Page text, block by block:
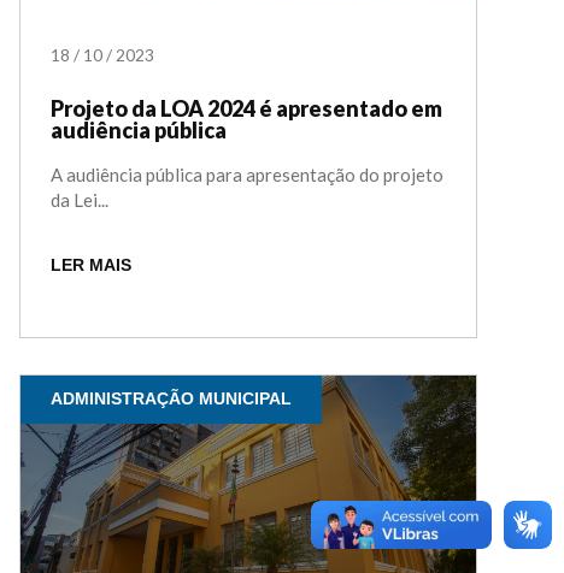
18 / 10/2023
Projeto da LOA 2024 é apresentado em
audiência pública
A audiência pública para apresentação do projeto
da Lei...
LER MAIS
ADMINISTRAÇÃO MUNICIPAL